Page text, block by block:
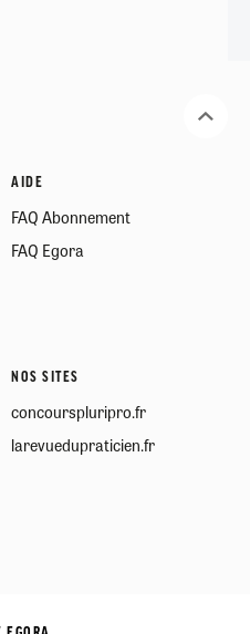
AIDE
FAQ Abonnement
FAQ Egora
NOS SITES
concourspluripro.fr
larevuedupraticien.fr